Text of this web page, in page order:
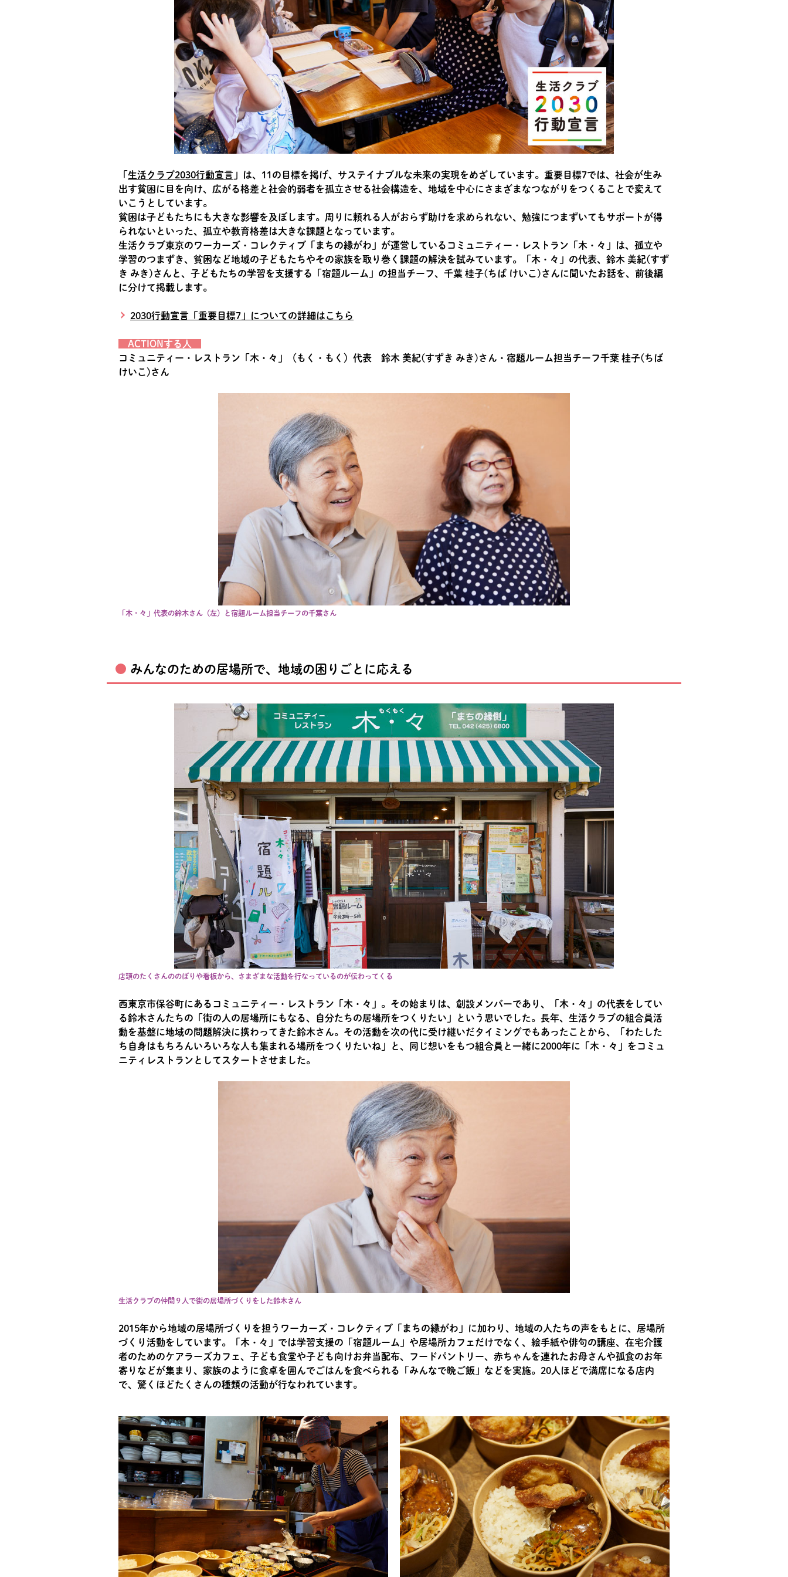
生活クラブ2030行動宣言 」は、11の目標を掲げ、サステイナブルな未来の実現をめざしています。重要目標7では、社会が生み
出す貧困に目を向け、広がる格差と社会的弱者を孤立させる社会構造を、地域を中心にさまざまなつながりをつくることで変えて
いこうとしています。
貧困は子どもたちにも大きな影響を及ぼします。周りに頼れる人がおらず助けを求められない、勉強につまずいてもサポートが得
られないといった、孤立や教育格差は大きな課題となっています。
生活クラブ東京のワーカーズ・コレクティブ「まちの縁がわ」が運営しているコミュニティー・レストラン「木・々」は、孤立や
学習のつまずき、貧困など地域の子どもたちやその家族を取り巻く課題の解決を試みています。「木・々」の代表、鈴木 美紀(すず
き みき)さんと、子どもたちの学習を支援する「宿題ルーム」の担当チーフ、千葉 桂子(ちば けいこ)さんに聞いたお話を、前後編
に分けて掲載します。
2030行動宣言「重要目標7」についての詳細はこちら
ACTIONする人
コミュニティー・レストラン「木・々」（もく・もく）代表 鈴木 美紀(すずき みき)さん・宿題ルーム担当チーフ千葉 桂子(ちば
けいこ)さん
「木・々」代表の鈴木さん（左）と宿題ルーム担当チーフの千葉さん
みんなのための居場所で、地域の困りごとに応える
店頭のたくさんののぼりや看板から、さまざまな活動を行なっているのが伝わってくる
西東京市保谷町にあるコミュニティー・レストラン「木・々」。その始まりは、創設メンバーであり、「木・々」の代表をしてい
る鈴木さんたちの「街の人の居場所にもなる、自分たちの居場所をつくりたい」という思いでした。長年、生活クラブの組合員活
動を基盤に地域の問題解決に携わってきた鈴木さん。その活動を次の代に受け継いだタイミングでもあったことから、「わたした
ち自身はもちろんいろいろな人も集まれる場所をつくりたいね」と、同じ想いをもつ組合員と一緒に2000年に「木・々」をコミュ
ニティレストランとしてスタートさせました。
生活クラブの仲間９人で街の居場所づくりをした鈴木さん
2015年から地域の居場所づくりを担うワーカーズ・コレクティブ「まちの縁がわ」に加わり、地域の人たちの声をもとに、居場所
づくり活動をしています。「木・々」では学習支援の「宿題ルーム」や居場所カフェだけでなく、絵手紙や俳句の講座、在宅介護
者のためのケアラーズカフェ、子ども食堂や子ども向けお弁当配布、フードパントリー、赤ちゃんを連れたお母さんや孤食のお年
寄りなどが集まり、家族のように食卓を囲んでごはんを食べられる「みんなで晩ご飯」などを実施。20人ほどで満席になる店内
で、驚くほどたくさんの種類の活動が行なわれています。